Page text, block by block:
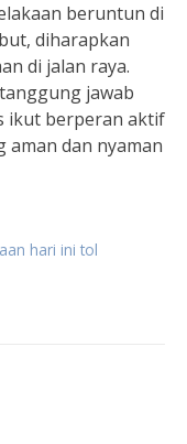
beruntun di
diharapkan
di jalan raya.
jawab
ikut berperan aktif
aman dan nyaman
hari ini tol